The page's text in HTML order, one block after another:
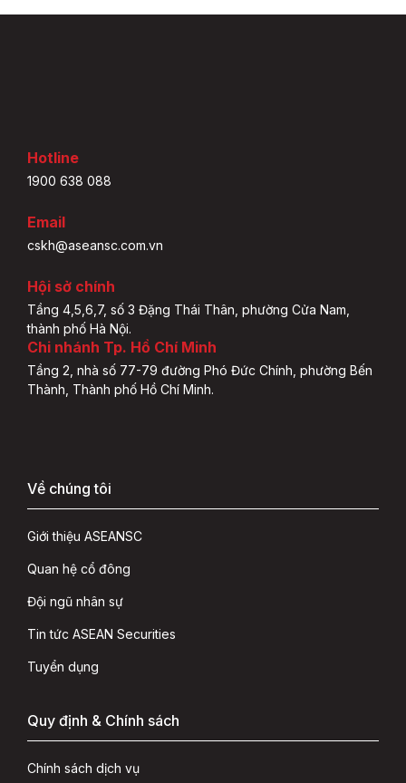
Hotline
1900 638 088
Email
cskh@aseansc.com.vn
Hội sở chính
Tầng 4,5,6,7, số 3 Đặng Thái Thân, phường Cửa Nam,
thành phố Hà Nội.
Chi nhánh Tp. Hồ Chí Minh
Tầng 2, nhà số 77-79 đường Phó Đức Chính, phường Bến
Thành, Thành phố Hồ Chí Minh.
Về chúng tôi
Giới thiệu ASEANSC
Quan hệ cổ đông
Đội ngũ nhân sự
Tin tức ASEAN Securities
Tuyển dụng
Quy định & Chính sách
Chính sách dịch vụ